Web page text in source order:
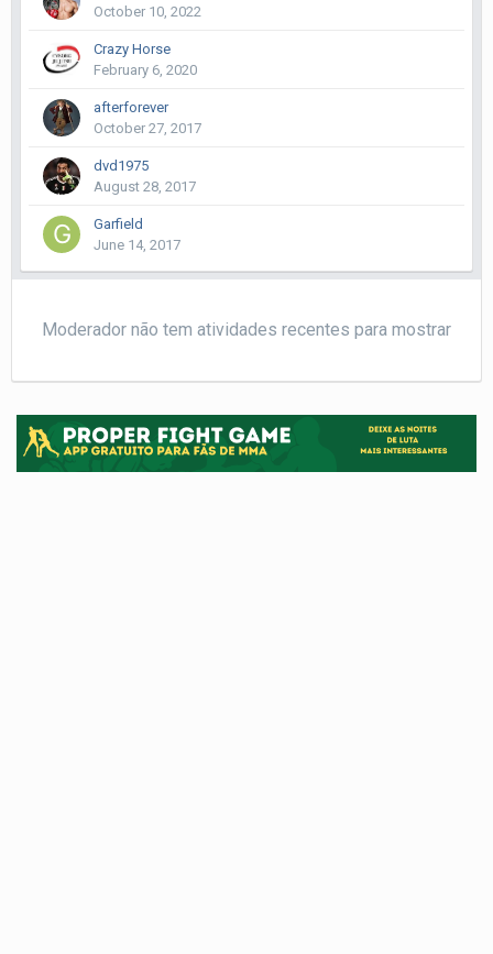
October 10, 2022
Crazy Horse
February 6, 2020
afterforever
October 27, 2017
dvd1975
August 28, 2017
Garfield
June 14, 2017
Moderador não tem atividades recentes para mostrar